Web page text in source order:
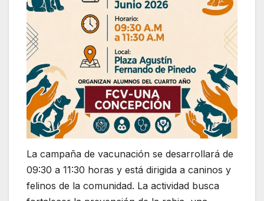
La campaña de vacunación se desarrollará de
09:30 a 11:30 horas y está dirigida a caninos y
felinos de la comunidad. La actividad busca